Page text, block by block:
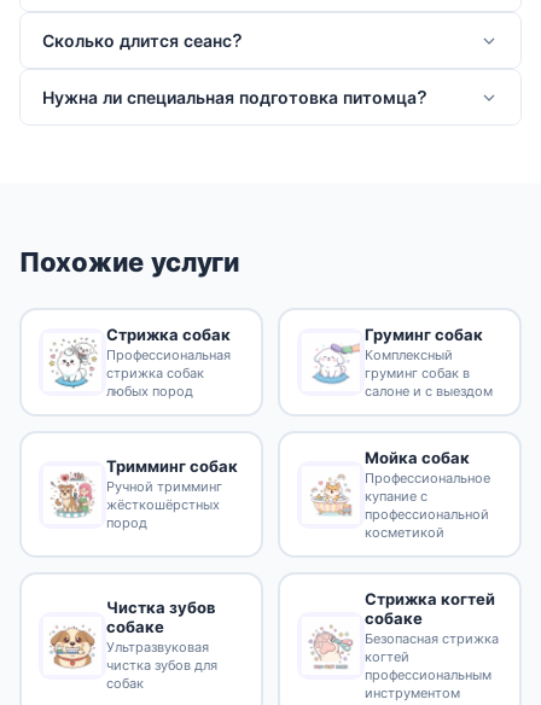
Сколько длится сеанс?
Нужна ли специальная подготовка питомца?
Похожие услуги
Стрижка собак
Профессиональная
стрижка собак
любых пород
Груминг собак
Комплексный
груминг собак в
салоне и с выездом
Тримминг собак
Ручной тримминг
жёсткошёрстных
пород
Мойка собак
Профессиональное
купание с
профессиональной
косметикой
Чистка зубов
собаке
Ультразвуковая
чистка зубов для
собак
Стрижка когтей
собаке
Безопасная стрижка
когтей
профессиональным
инструментом